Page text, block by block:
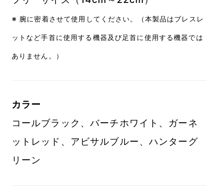
※ 腕に密着させて使用してください。（本製品はブレスレ
ットなど手首に使用する機器及び足首に使用する機器では
ありません。）
カラー
コールブラック、バーチホワイト、ガーネ
ットレッド、アビサルブルー、ハンターグ
リーン